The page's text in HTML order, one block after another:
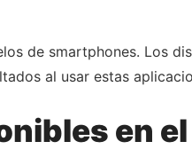
de smartphones. Los
al usar estas
en